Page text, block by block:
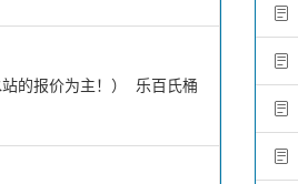
的报价为主！） 乐百氏桶